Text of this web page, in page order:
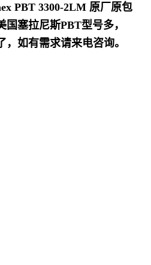
PBT 3300-2LM 原厂原包
塞拉尼斯PBT型号多，
如有需求请来电咨询。